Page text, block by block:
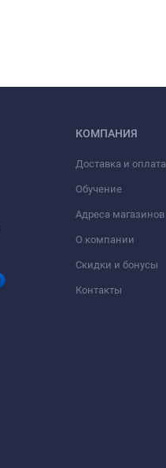
КОМПАНИЯ
Доставка и оплата
Обучение
Адреса магазинов
О компании
Скидки и бонусы
Контакты